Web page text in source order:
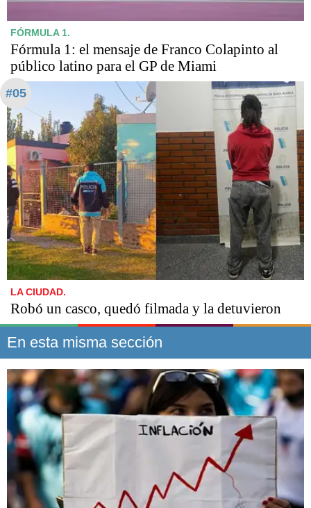
FÓRMULA 1.
Fórmula 1: el mensaje de Franco Colapinto al
público latino para el GP de Miami
#05
LA CIUDAD.
Robó un casco, quedó filmada y la detuvieron
En esta misma sección